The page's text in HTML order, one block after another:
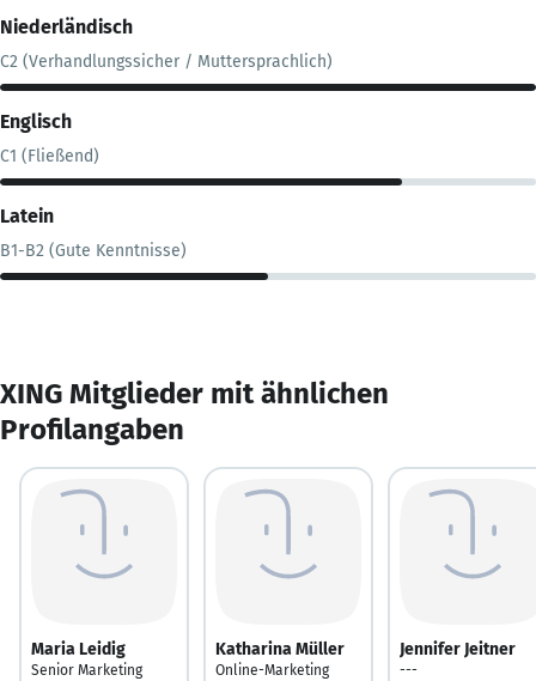
Niederländisch
C2 (Verhandlungssicher / Muttersprachlich)
Englisch
C1 (Fließend)
Latein
B1-B2 (Gute Kenntnisse)
XING Mitglieder mit ähnlichen
Profilangaben
Maria Leidig
Senior Marketing
Katharina Müller
Online-Marketing
Jennifer Jeitner
---